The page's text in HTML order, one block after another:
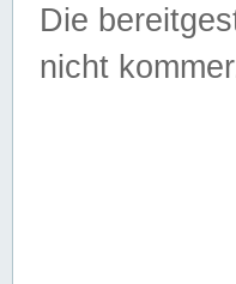
Die
nicht